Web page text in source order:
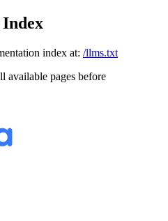
index at: /llms.txt
available pages before